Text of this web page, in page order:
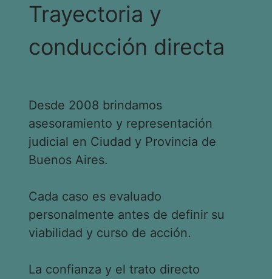
Trayectoria y
conducción directa
Desde 2008 brindamos
asesoramiento y representación
judicial en Ciudad y Provincia de
Buenos Aires.
Cada caso es evaluado
personalmente antes de definir su
viabilidad y curso de acción.
La confianza y el trato directo